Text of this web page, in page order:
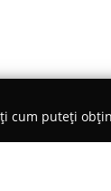
cum puteți